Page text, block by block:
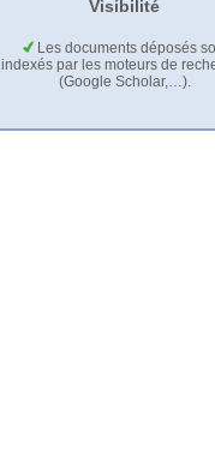
Visibilité
Les documents déposés
indexés par les moteurs de
(Google Scholar,…).